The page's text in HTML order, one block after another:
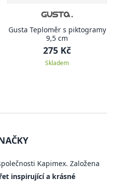
Gusta Teploměr s piktogramy
9,5 cm
275 Kč
Skladem
Kapimex. Založena
inspirující a krásné